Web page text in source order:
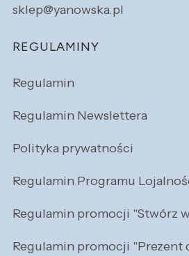
sklep@yanowska.pl
REGULAMINY
Regulamin
Regulamin Newslettera
Polityka prywatności
Regulamin Programu
Regulamin promocji "Stwórz
Regulamin promocji "Prezent